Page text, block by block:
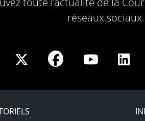
réseaux sociaux.
Share
X
Share
Facebook
Share
Youtube